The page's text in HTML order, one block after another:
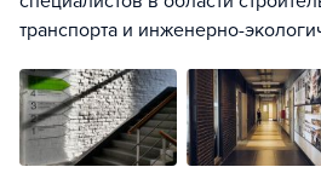
транспорта и инженерно-